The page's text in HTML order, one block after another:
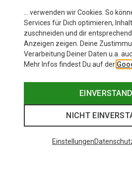
… verwenden wir Cookies. So
Services für Dich optimieren,
zuschneiden und dir
Anzeigen zeigen. Deine
Verarbeitung Deiner Daten u.a.
Mehr Infos findest Du auf der
NICHT
Einstellungen